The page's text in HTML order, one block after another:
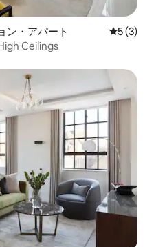
ン・アパート レビュー
5 (3)
Ceilings